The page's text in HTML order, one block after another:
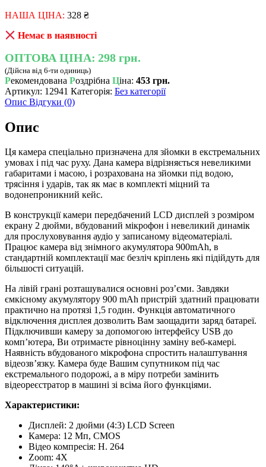
НАША ЦІНА: 328 ₴
Немає в наявності
ОПТОВА ЦІНА: 298 грн.
(Дійсна від 6-ти одиниць)
Рекомендована Роздрібна Ціна: 453 грн.
Артикул: 12941 Категорія: Без категорії
Опис Відгуки (0)
Опис
Ця камера спеціально призначена для зйомки в екстремальних
умовах і під час руху. Дана камера відрізняється невеликими
габаритами і масою, і розрахована на зйомки під водою,
трясіння і ударів, так як має в комплекті міцний та
водонепроникний кейс.
В конструкції камери передбачений LCD дисплей з розміром
екрану 2 дюйми, вбудований мікрофон і невеликий динамік
для прослуховування аудіо у записаному відеоматеріалі.
Працює камера від знімного акумулятора 900mAh, в
стандартній комплектації має безліч кріплень які підійдуть для
більшості ситуацій.
На лівій грані розташувалися основні роз’єми. Завдяки
ємкісному акумулятору 900 mAh пристрій здатний працювати
практично на протязі 1,5 годин. Функція автоматичного
відключення дисплея дозволить Вам заощадити заряд батареї.
Підключивши камеру за допомогою інтерфейсу USB до
комп’ютера, Ви отримаєте рівноцінну заміну веб-камері.
Наявність вбудованого мікрофона спростить налаштування
відеозв’язку. Камера буде Вашим супутником під час
екстремального подорожі, а в міру потреби замінить
відеореєстратор в машині зі всіма його функціями.
Характеристики:
Дисплей: 2 дюйми (4:3) LCD Screen
Камера: 12 Мп, CMOS
Відео компресія: H. 264
Zoom: 4X